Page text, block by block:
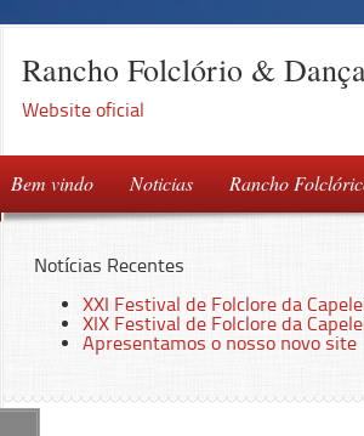
Rancho Folclório &
Website oficial
Bem vindo Noticias Rancho
Notícias Recentes
XXI Festival de Folclore da
XIX Festival de Folclore da
Apresentamos o nosso novo site